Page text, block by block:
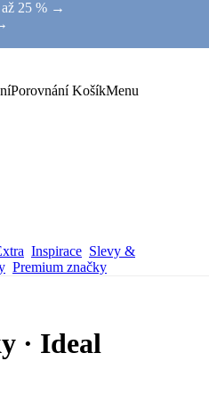
až 25 % →
Porovnání KošíkMenu
Inspirace Slevy &
Premium značky
· Ideal